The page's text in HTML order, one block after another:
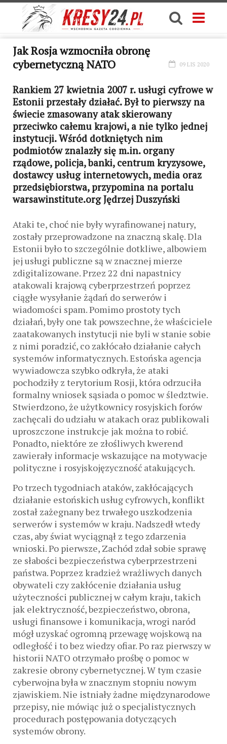
Jak Rosja wzmocniła obronę
cybernetyczną NATO
09 LIS 2020
Rankiem 27 kwietnia 2007 r. usługi cyfrowe w
Estonii przestały działać. Był to pierwszy na
świecie zmasowany atak skierowany
przeciwko całemu krajowi, a nie tylko jednej
instytucji. Wśród dotkniętych nim
podmiotów znalazły się m.in. organy
rządowe, policja, banki, centrum kryzysowe,
dostawcy usług internetowych, media oraz
przedsiębiorstwa, przypomina na portalu
warsawinstitute.orgJędrzej Duszyński
Ataki te, choć nie były wyrafinowanej natury,
zostały przeprowadzone na znaczną skalę. Dla
Estonii było to szczególnie dotkliwe, albowiem
jej usługi publiczne są w znacznej mierze
zdigitalizowane. Przez 22 dni napastnicy
atakowali krajową cyberprzestrzeń poprzez
ciągłe wysyłanie żądań do serwerów i
wiadomości spam. Pomimo prostoty tych
działań, były one tak powszechne, że właściciele
zaatakowanych instytucji nie byli w stanie sobie
z nimi poradzić, co zakłócało działanie całych
systemów informatycznych. Estońska agencja
wywiadowcza szybko odkryła, że ataki
pochodziły z terytorium Rosji, która odrzuciła
formalny wniosek sąsiada o pomoc w śledztwie.
Stwierdzono, że użytkownicy rosyjskich forów
zachęcali do udziału w atakach oraz publikowali
uproszczone instrukcje jak można to robić.
Ponadto, niektóre ze złośliwych kwerend
zawierały informacje wskazujące na motywacje
polityczne i rosyjskojęzyczność atakujących.
Po trzech tygodniach ataków, zakłócających
działanie estońskich usług cyfrowych, konflikt
został zażegnany bez trwałego uszkodzenia
serwerów i systemów w kraju. Nadszedł wtedy
czas, aby świat wyciągnął z tego zdarzenia
wnioski. Po pierwsze, Zachód zdał sobie sprawę
ze słabości bezpieczeństwa cyberprzestrzeni
państwa. Poprzez kradzież wrażliwych danych
obywateli czy zakłócenie działania usług
użyteczności publicznej w całym kraju, takich
jak elektryczność, bezpieczeństwo, obrona,
usługi finansowe i komunikacja, wrogi naród
mógł uzyskać ogromną przewagę wojskową na
odległość i to bez wiedzy ofiar. Po raz pierwszy w
historii NATO otrzymało prośbę o pomoc w
zakresie obrony cybernetycznej. W tym czasie
cyberwojna była w znacznym stopniu nowym
zjawiskiem. Nie istniały żadne międzynarodowe
przepisy, nie mówiąc już o specjalistycznych
procedurach postępowania dotyczących
systemów obrony.